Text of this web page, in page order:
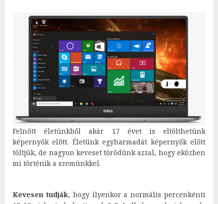
Felnőtt életünkből akár 17 évet is eltölthetünk
képernyők előtt. Életünk egyharmadát képernyők előtt
töltjük, de nagyon keveset törődünk azzal, hogy eközben
mi történik a szemünkkel.
Kevesen tudják, hogy ilyenkor a normális percenkénti